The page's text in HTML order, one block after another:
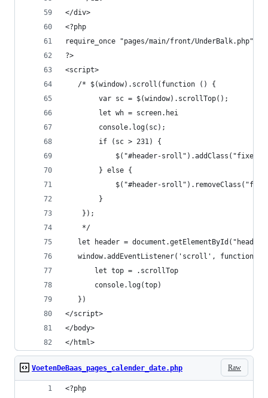
</div>
<?php
require_once "pages/main/front/UnderBalk.php";
?>
<script>
   /* $(window).scroll(function () {
        var sc = $(window).scrollTop();
        let wh = screen.hei
        console.log(sc);
        if (sc > 231) {
$("#header-
        } else {
$("#header-
        }
    });
    */
let header =
window.addEventListener('scroll', function
       let top = .scrollTop
       console.log(top)
   })
</script>
</body>
</html>
Raw
VoetenDeBaas_pages_calender_date.php
<?php